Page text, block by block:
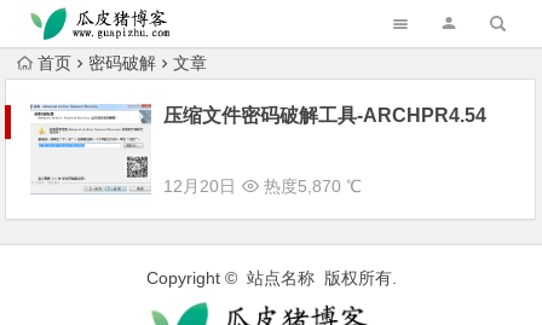
跳转到主内容
首页 密码破解 文章
压缩文件密码破解工具-ARCHPR4.54
12月20日 热度5,870 ℃
Copyright © 站点名称 版权所有.